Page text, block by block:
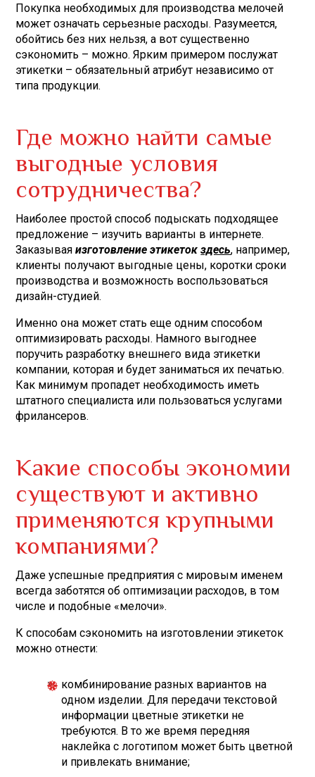
Покупка необходимых для производства мелочей
может означать серьезные расходы. Разумеется,
обойтись без них нельзя, а вот существенно
сэкономить – можно. Ярким примером послужат
этикетки – обязательный атрибут независимо от
типа продукции.
Где можно найти самые
выгодные условия
сотрудничества?
Наиболее простой способ подыскать подходящее
предложение – изучить варианты в интернете.
Заказываяизготовление этикетокздесь, например,
клиенты получают выгодные цены, коротки сроки
производства и возможность воспользоваться
дизайн-студией.
Именно она может стать еще одним способом
оптимизировать расходы. Намного выгоднее
поручить разработку внешнего вида этикетки
компании, которая и будет заниматься их печатью.
Как минимум пропадет необходимость иметь
штатного специалиста или пользоваться услугами
фрилансеров.
Какие способы экономии
существуют и активно
применяются крупными
компаниями?
Даже успешные предприятия с мировым именем
всегда заботятся об оптимизации расходов, в том
числе и подобные «мелочи».
К способам сэкономить на изготовлении этикеток
можно отнести:
комбинирование разных вариантов на
одном изделии. Для передачи текстовой
информации цветные этикетки не
требуются. В то же время передняя
наклейка с логотипом может быть цветной
и привлекать внимание;